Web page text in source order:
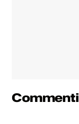
Commenti